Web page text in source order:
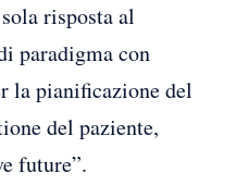
risposta al
paradigma con
la pianificazione del
del paziente,
future”.